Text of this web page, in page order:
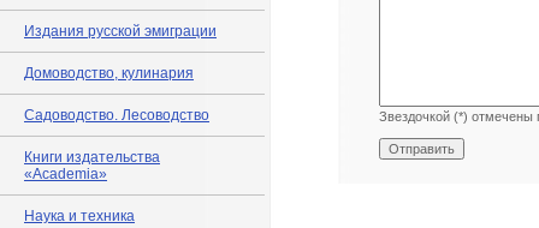
Издания русской эмиграции
Домоводство, кулинария
Садоводство. Лесоводство
Книги издательства
«Academia»
Наука и техника
Звездочкой (*) отмечены